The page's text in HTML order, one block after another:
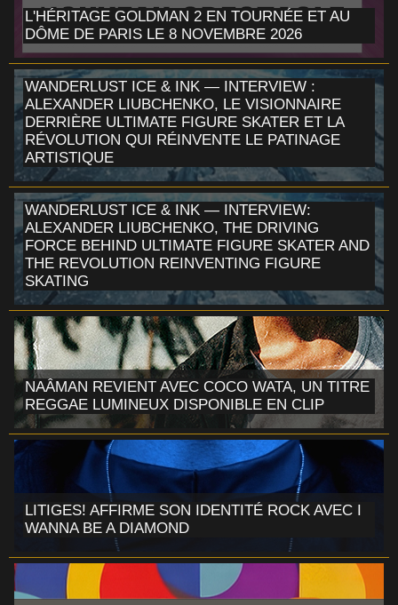
L'HÉRITAGE GOLDMAN 2 EN TOURNÉE ET AU
DÔME DE PARIS LE 8 NOVEMBRE 2026
WANDERLUST ICE & INK — INTERVIEW :
ALEXANDER LIUBCHENKO, LE VISIONNAIRE
DERRIÈRE ULTIMATE FIGURE SKATER ET LA
RÉVOLUTION QUI RÉINVENTE LE PATINAGE
ARTISTIQUE
WANDERLUST ICE & INK — INTERVIEW:
ALEXANDER LIUBCHENKO, THE DRIVING
FORCE BEHIND ULTIMATE FIGURE SKATER AND
THE REVOLUTION REINVENTING FIGURE
SKATING
NAÂMAN REVIENT AVEC COCO WATA, UN TITRE
REGGAE LUMINEUX DISPONIBLE EN CLIP
LITIGES! AFFIRME SON IDENTITÉ ROCK AVEC I
WANNA BE A DIAMOND